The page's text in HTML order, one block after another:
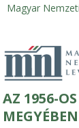
Jelenlegi
hely
Magyar
AZ 1956-
MEGYÉBEN